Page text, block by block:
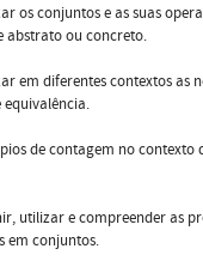
os conjuntos e as suas
abstrato ou concreto.
em diferentes contextos as
equivalência.
de contagem no contexto
utilizar e compreender as
em conjuntos.